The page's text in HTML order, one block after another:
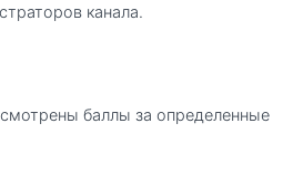
канала.
баллы за определенные